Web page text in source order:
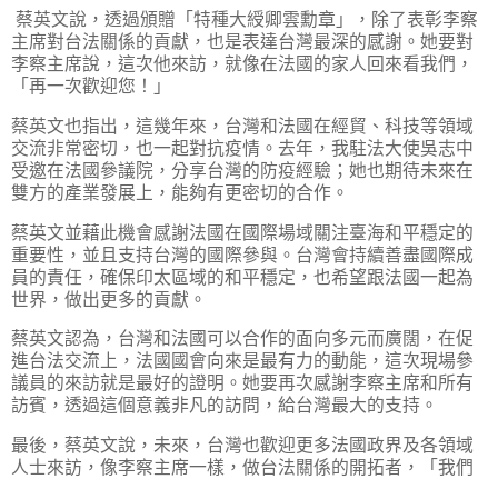
蔡英文說，透過頒贈「特種大綬卿雲勳章」，除了表彰李察
主席對台法關係的貢獻，也是表達台灣最深的感謝。她要對
李察主席說，這次他來訪，就像在法國的家人回來看我們，
「再一次歡迎您！」
蔡英文也指出，這幾年來，台灣和法國在經貿、科技等領域
交流非常密切，也一起對抗疫情。去年，我駐法大使吳志中
受邀在法國參議院，分享台灣的防疫經驗；她也期待未來在
雙方的產業發展上，能夠有更密切的合作。
蔡英文並藉此機會感謝法國在國際場域關注臺海和平穩定的
重要性，並且支持台灣的國際參與。台灣會持續善盡國際成
員的責任，確保印太區域的和平穩定，也希望跟法國一起為
世界，做出更多的貢獻。
蔡英文認為，台灣和法國可以合作的面向多元而廣闊，在促
進台法交流上，法國國會向來是最有力的動能，這次現場參
議員的來訪就是最好的證明。她要再次感謝李察主席和所有
訪賓，透過這個意義非凡的訪問，給台灣最大的支持。
最後，蔡英文說，未來，台灣也歡迎更多法國政界及各領域
人士來訪，像李察主席一樣，做台法關係的開拓者，「我們